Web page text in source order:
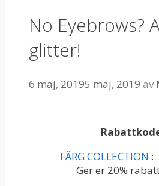
No Eyebrows?
glitter!
6 maj, 20195 maj, 2019 av
FÄRG COLLECTION :
Ger er 20%